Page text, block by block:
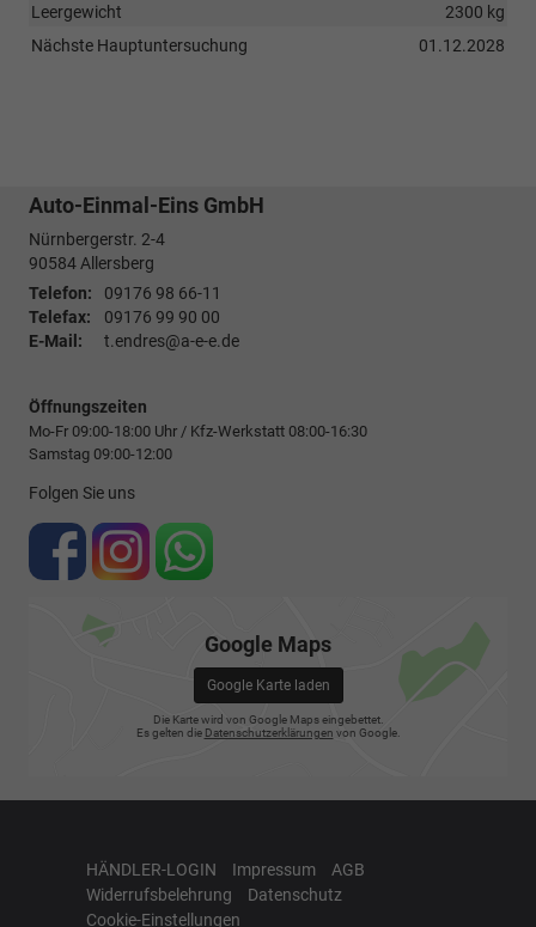
Leergewicht
2300 kg
Nächste Hauptuntersuchung
01.12.2028
Auto-Einmal-Eins GmbH
Nürnbergerstr. 2-4
90584Allersberg
Telefon:
09176 98 66-11
Telefax:
09176 99 90 00
E-Mail:
t.endres@a-e-e.de
Öffnungszeiten
Mo-Fr 09:00-18:00 Uhr / Kfz-Werkstatt 08:00-16:30
Samstag 09:00-12:00
Folgen Sie uns
Google Maps
Google Karte laden
Die Karte wird von Google Maps eingebettet.
Es gelten die Datenschutzerklärungen von Google.
HÄNDLER-LOGIN Impressum
AGB
Widerrufsbelehrung
Datenschutz
Cookie-Einstellungen